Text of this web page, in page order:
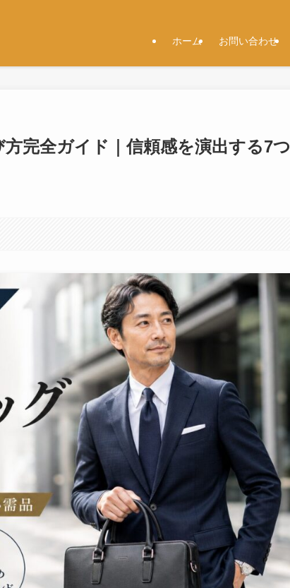
ホーム お問い合わせ
完全ガイド｜信頼感を演出する7つ